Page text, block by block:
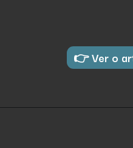
👉 Ver o